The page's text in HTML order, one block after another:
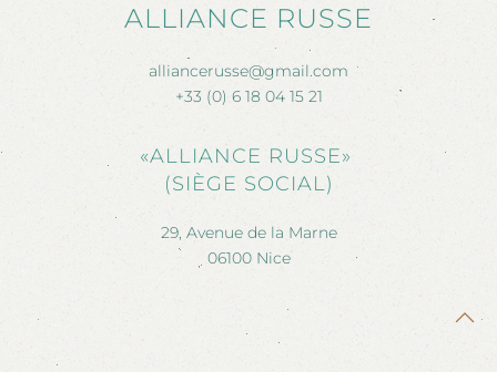
ALLIANCE RUSSE
alliancerusse@gmail.com
+33 (0) 6 18 04 15 21
«ALLIANCE RUSSE»
(SIÈGE SOCIAL)
29, Avenue de la Marne
06100 Nice